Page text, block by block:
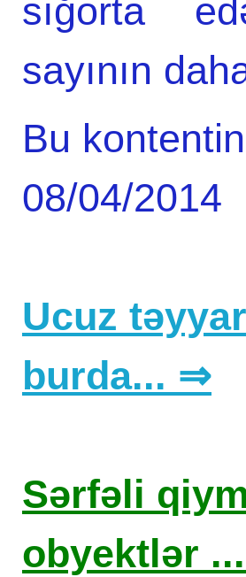
sığorta
sayının
Bu kontentin
08/04/2014
Ucuz
burda... ⇒
Sərfəli
obyektlər